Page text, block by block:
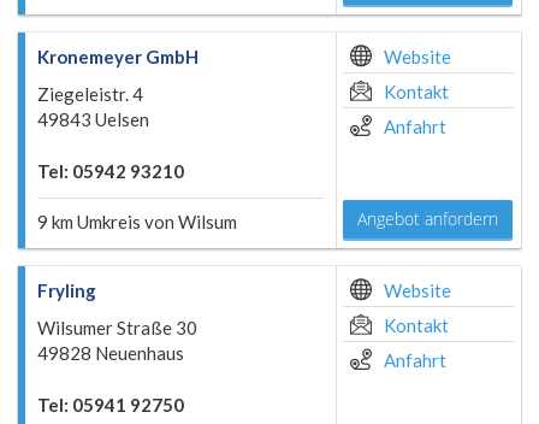
Kronemeyer GmbH
Ziegeleistr. 4
49843 Uelsen
Tel: 05942 93210
9 km Umkreis von Wilsum
Website
Kontakt
Anfahrt
Angebot anfordern
Fryling
Wilsumer Straße 30
49828 Neuenhaus
Tel: 05941 92750
Website
Kontakt
Anfahrt